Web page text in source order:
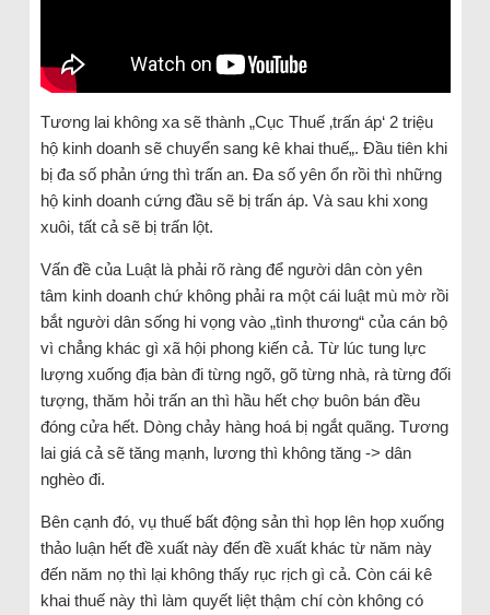
Tương lai không xa sẽ thành „Cục Thuế ‚trấn áp‘ 2 triệu
hộ kinh doanh sẽ chuyển sang kê khai thuế„. Đầu tiên khi
bị đa số phản ứng thì trấn an. Đa số yên ổn rồi thì những
hộ kinh doanh cứng đầu sẽ bị trấn áp. Và sau khi xong
xuôi, tất cả sẽ bị trấn lột.
Vấn đề của Luật là phải rõ ràng để người dân còn yên
tâm kinh doanh chứ không phải ra một cái luật mù mờ rồi
bắt người dân sống hi vọng vào „tình thương“ của cán bộ
vì chẳng khác gì xã hội phong kiến cả. Từ lúc tung lực
lượng xuống địa bàn đi từng ngõ, gõ từng nhà, rà từng đối
tượng, thăm hỏi trấn an thì hầu hết chợ buôn bán đều
đóng cửa hết. Dòng chảy hàng hoá bị ngắt quãng. Tương
lai giá cả sẽ tăng mạnh, lương thì không tăng -> dân
nghèo đi.
Bên cạnh đó, vụ thuế bất động sản thì họp lên họp xuống
thảo luận hết đề xuất này đến đề xuất khác từ năm này
đến năm nọ thì lại không thấy rục rịch gì cả. Còn cái kê
khai thuế này thì làm quyết liệt thậm chí còn không có